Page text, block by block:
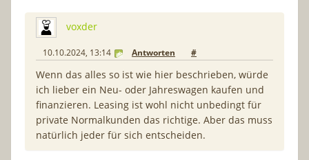
voxder
10.10.2024, 13:14 Antworten #
Wenn das alles so ist wie hier beschrieben, würde
ich lieber ein Neu- oder Jahreswagen kaufen und
finanzieren. Leasing ist wohl nicht unbedingt für
private Normalkunden das richtige. Aber das muss
natürlich jeder für sich entscheiden.